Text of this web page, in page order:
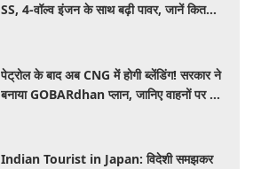
SS, 4-वॉल्व इंजन के साथ बढ़ी पावर, जानें कितनी है
पेट्रोल के बाद अब CNG में होगी ब्लेंडिंग! सरकार ने
बनाया GOBARdhan प्लान, जानिए वाहनों पर क्या
Indian Tourist in Japan: विदेशी समझकर